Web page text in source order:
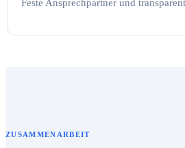
Feste Ansprechpartner und
ZUSAMMENARBEIT